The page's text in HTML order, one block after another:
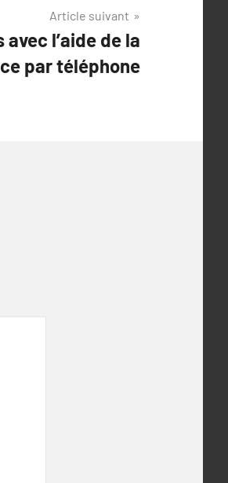
Article suivant
l’aide de la
par téléphone